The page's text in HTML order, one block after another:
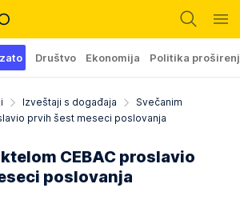
Društvo Ekonomija Politika
Izveštaji s događaja
Svečanim
prvih šest meseci poslovanja
CEBAC proslavio
poslovanja